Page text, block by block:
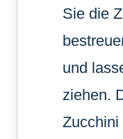
Sie die
und
ziehen.
Zucchini